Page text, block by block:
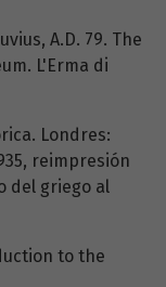
A.D. 79. The
L'Erma di
Londres:
reimpresión
del griego al
to the